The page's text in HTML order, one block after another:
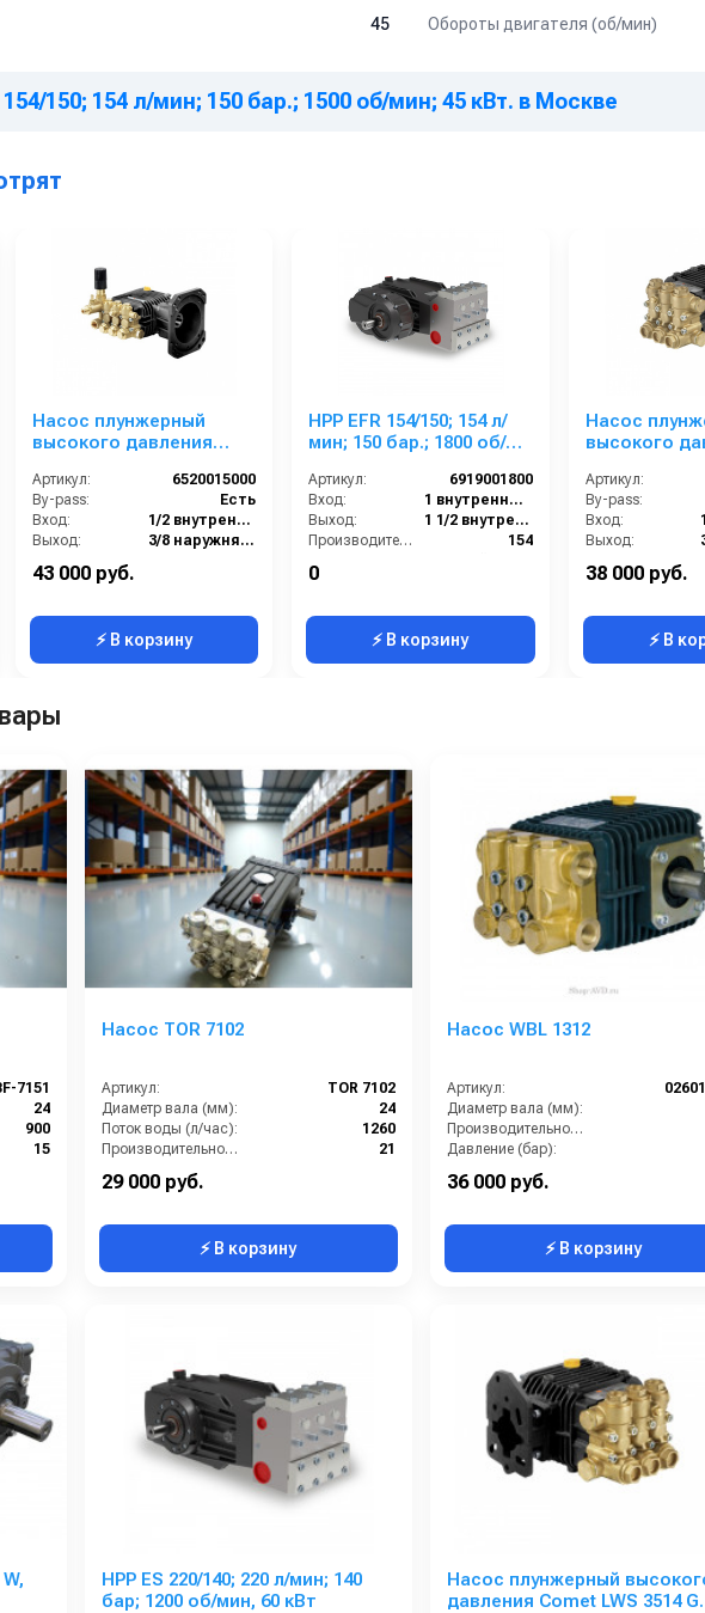
45 Обороты двигателя (об/мин)
154/150; 154 л/мин; 150 бар.; 1500 об/мин; 45 кВт. в Москве
Насос плунжерный
высокого давления
(11,3/207) 3400 об/мин.Ø
1”п.в.
Артикул:
6520015000
By-pass:
Есть
Вход:
1/2 внутренняя резьба
Выход:
3/8 наружняя резьба
Производительность (л/мин):
43 000 руб.
⚡ В корзину
HPP EFR 154/150; 154 л/
мин; 150 бар.; 1800 об/
Артикул:
6919001800
Вход:
1 внутренняя резьба
Выход:
1 1/2 внутренняя резьба
Производительность (л/мин):
154
Вес, кг:
0
⚡ В корзину
Насос
высокого
(12,2/103)
вал ø 24 мм
Артикул:
By-pass:
Вход:
Выход:
Производительность (л/мин):
38 000 руб.
⚡ В
7151
24
900
15
Насос TOR 7102
Артикул:
TOR 7102
Диаметр вала (мм):
24
Поток воды (л/час):
1260
Производительность (л/мин):
21
Давление (бар):
29 000 руб.
⚡ В корзину
Насос WBL 1312
Артикул:
Диаметр вала (мм):
Производительность (л/мин):
Давление (бар):
Мощность (кВт):
36 000 руб.
⚡ В корзину
HPP ES 220/140; 220 л/мин; 140
бар; 1200 об/мин, 60 кВт
Насос плунжерный
давления Comet LWS 3514 G